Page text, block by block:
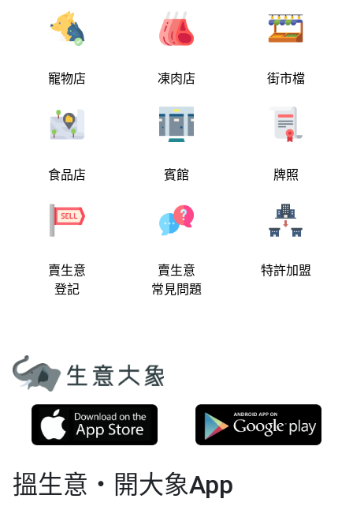
寵物店 凍肉店 街市檔
食品店 賓館 牌照
賣生意
登記
賣生意
常見問題
特許加盟
搵生意‧開大象App